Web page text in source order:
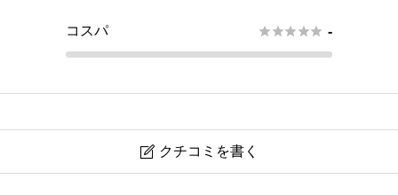
コスパ  -
 クチコミを書く